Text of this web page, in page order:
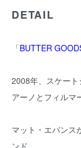
DETAIL
「BUTTER
2008年、スケー
アーノとフィルマ
マット・エバンス
ンド。